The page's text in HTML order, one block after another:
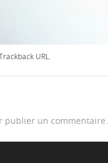
URL
publier un commentaire.